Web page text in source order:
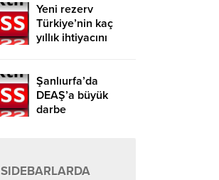
Yeni rezerv
Türkiye’nin kaç
yıllık ihtiyacını
Şanlıurfa’da
DEAŞ’a büyük
darbe
SIDEBARLARDA